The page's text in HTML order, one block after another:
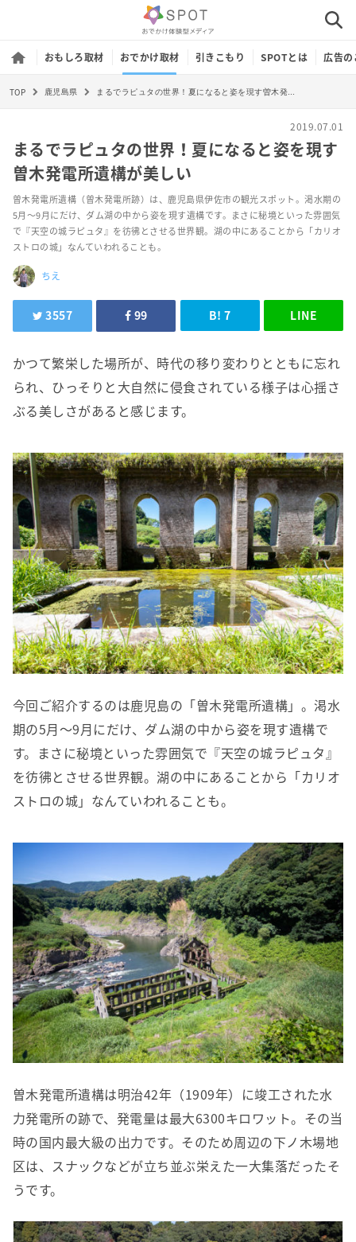
おもしろ取材 おでかけ取材 引きこもり SPOTとは 広告
TOP 鹿児島県
2019.07.01
まるでラピュタの世界！夏になると姿を現す
曽木発電所遺構が美しい
曽木発電所遺構（曽木発電所跡）は、鹿児島県伊佐市の観光スポット。渇水期の
5月～9月にだけ、ダム湖の中から姿を現す遺構です。まさに秘境といった雰囲気
で『天空の城ラピュタ』を彷彿とさせる世界観。湖の中にあることから「カリオ
ストロの城」なんていわれることも。
ちえ
3557 99 B! 7 LINE
かつて繁栄した場所が、時代の移り変わりとともに忘れ
られ、ひっそりと大自然に侵食されている様子は心揺さ
ぶる美しさがあると感じます。
今回ご紹介するのは鹿児島の「曽木発電所遺構」。渇水
期の5月～9月にだけ、ダム湖の中から姿を現す遺構で
す。まさに秘境といった雰囲気で『天空の城ラピュタ』
を彷彿とさせる世界観。湖の中にあることから「カリオ
ストロの城」なんていわれることも。
曽木発電所遺構は明治42年（1909年）に竣工された水
力発電所の跡で、発電量は最大6300キロワット。その当
時の国内最大級の出力です。そのため周辺の下ノ木場地
区は、スナックなどが立ち並ぶ栄えた一大集落だったそ
うです。